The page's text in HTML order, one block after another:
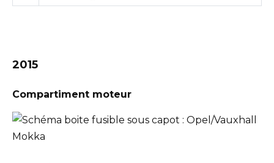
2015
Compartiment moteur